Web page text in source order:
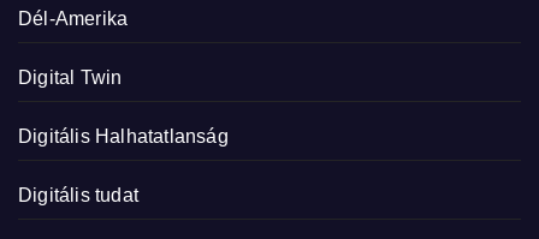
Dél-Amerika
Digital Twin
Digitális Halhatatlanság
Digitális tudat